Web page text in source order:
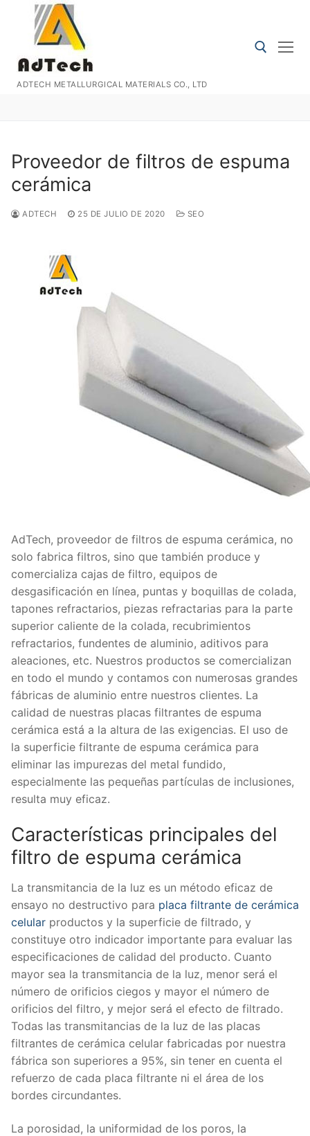
contenido
ADTECH METALLURGICAL MATERIALS CO., LTD
Proveedor de filtros de espuma
cerámica
ADTECH 25 DE JULIO DE 2020 SEO
AdTech, proveedor de filtros de espuma cerámica, no
solo fabrica filtros, sino que también produce y
comercializa cajas de filtro, equipos de
desgasificación en línea, puntas y boquillas de colada,
tapones refractarios, piezas refractarias para la parte
superior caliente de la colada, recubrimientos
refractarios, fundentes de aluminio, aditivos para
aleaciones, etc. Nuestros productos se comercializan
en todo el mundo y contamos con numerosas grandes
fábricas de aluminio entre nuestros clientes. La
calidad de nuestras placas filtrantes de espuma
cerámica está a la altura de las exigencias. El uso de
la superficie filtrante de espuma cerámica para
eliminar las impurezas del metal fundido,
especialmente las pequeñas partículas de inclusiones,
resulta muy eficaz.
Características principales del
filtro de espuma cerámica
La transmitancia de la luz es un método eficaz de
ensayo no destructivo para placa filtrante de cerámica
celular productos y la superficie de filtrado, y
constituye otro indicador importante para evaluar las
especificaciones de calidad del producto. Cuanto
mayor sea la transmitancia de la luz, menor será el
número de orificios ciegos y mayor el número de
orificios del filtro, y mejor será el efecto de filtrado.
Todas las transmitancias de la luz de las placas
filtrantes de cerámica celular fabricadas por nuestra
fábrica son superiores a 95%, sin tener en cuenta el
refuerzo de cada placa filtrante ni el área de los
bordes circundantes.
La porosidad, la uniformidad de los poros, la